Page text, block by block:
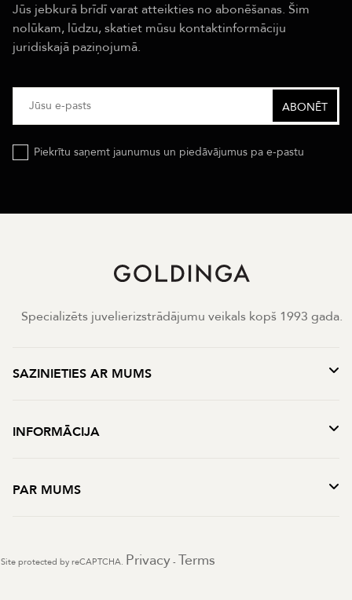
Jūs jebkurā brīdī varat atteikties no abonēšanas. Šim
nolūkam, lūdzu, skatiet mūsu kontaktinformāciju
juridiskajā paziņojumā.
Piekrītu saņemt jaunumus un piedāvājumus pa e-pastu
Specializēts juvelierizstrādājumu veikals kopš 1993 gada.
SAZINIETIES AR MUMS
INFORMĀCIJA
PAR MUMS
Site protected by reCAPTCHA. Privacy - Terms